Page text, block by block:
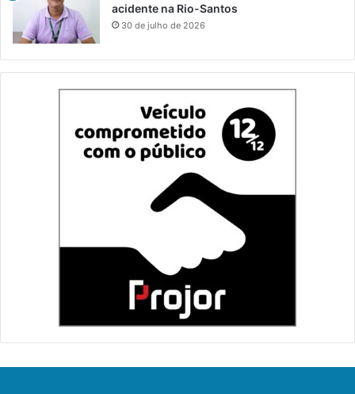
acidente na Rio-Santos
30 de julho de 2026